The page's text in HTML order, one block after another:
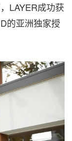
LAYER成功获
的亚洲独家授